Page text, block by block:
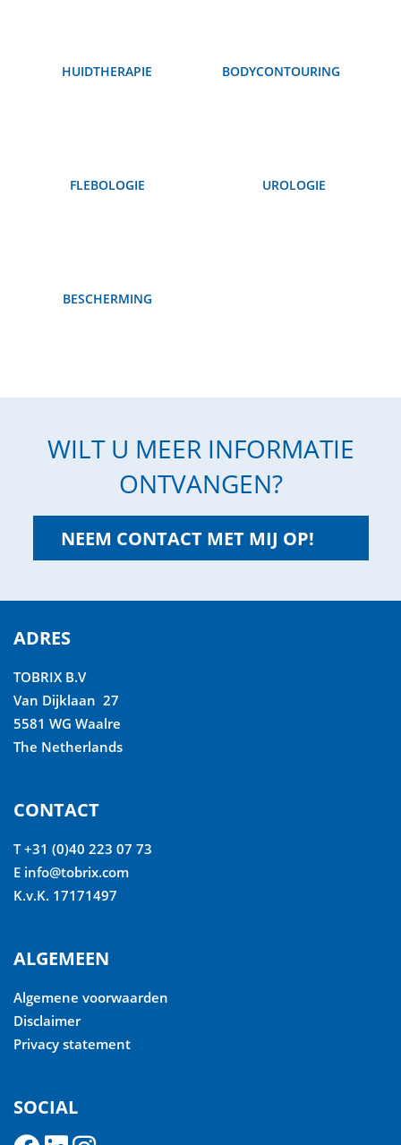
HUIDTHERAPIE BODYCONTOURING
FLEBOLOGIE UROLOGIE
BESCHERMING
WILT U MEER INFORMATIE
ONTVANGEN?
NEEM CONTACT MET MIJ OP!
ADRES
TOBRIX B.V
Van Dijklaan 27
5581 WG Waalre
The Netherlands
CONTACT
T +31 (0)40 223 07 73
E info@tobrix.com
K.v.K. 17171497
ALGEMEEN
Algemene voorwaarden
Disclaimer
Privacy statement
SOCIAL